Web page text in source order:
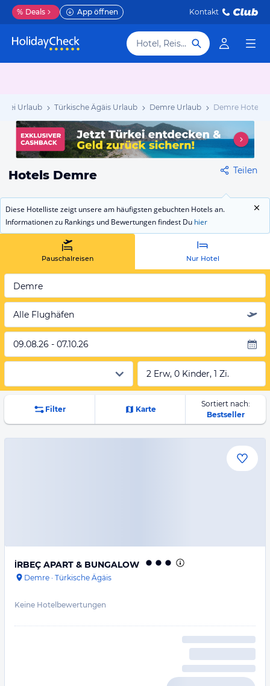
% Deals App öffnen Kontakt
Hotel, Reiseziel
Urlaub Türkische Ägäis Urlaub Demre Urlaub Demre Hotels
Hotels Demre Teilen
Diese Hotelliste zeigt unsere am häufigsten gebuchten Hotels an.
Informationen zu Rankings und Bewertungen findest Du hier
Pauschalreisen Nur Hotel
Demre
Alle Flughäfen
09.08.26 - 07.10.26
2 Erw, 0 Kinder, 1 Zi.
Filter Karte
Sortiert nach:
Bestseller
İRBEÇ APART & BUNGALOW
Demre · Türkische Ägäis
Keine Hotelbewertungen